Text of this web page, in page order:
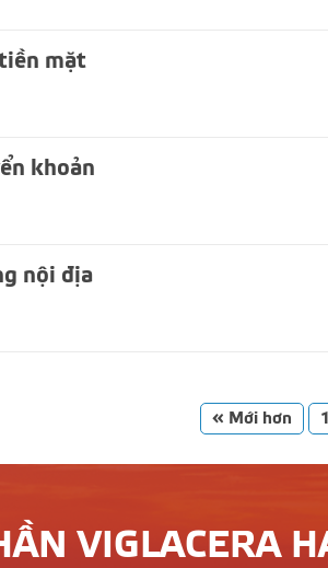
mặt
khoản
nội địa
« Mới hơn 1
VIGLACERA